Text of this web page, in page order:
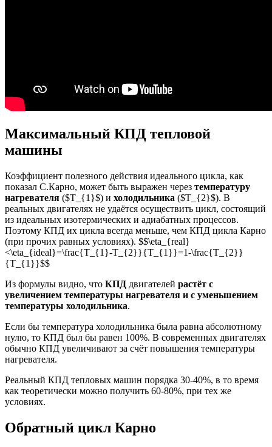
Максимальный КПД тепловой
машины
Коэффициент полезного действия идеального цикла, как
показал С.Карно, может быть выражен через температуру
нагревателя ($T_{1}$) и холодильника ($T_{2}$). В
реальных двигателях не удаётся осуществить цикл, состоящий
из идеальных изотермических и адиабатных процессов.
Поэтому КПД их цикла всегда меньше, чем КПД цикла Карно
(при прочих равных условиях). $$\eta_{real}
<\eta_{ideal}=\frac{T_{1}-T_{2}}{T_{1}}=1-\frac{T_{2}}
{T_{1}}$$
Из формулы видно, что КПД двигателей растёт с
увеличением температуры нагревателя и с уменьшением
температуры холодильника.
Если бы температура холодильника была равна абсолютному
нулю, то КПД был бы равен 100%. В современных двигателях
обычно КПД увеличивают за счёт повышения температуры
нагревателя.
Реальный КПД тепловых машин порядка 30-40%, в то время
как теоретически можно получить 60-80%, при тех же
условиях.
Обратный цикл Карно